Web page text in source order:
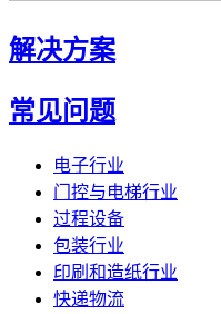
解决方案
常见问题
电子行业
门控与电梯行业
过程设备
包装行业
印刷和造纸行业
快递物流